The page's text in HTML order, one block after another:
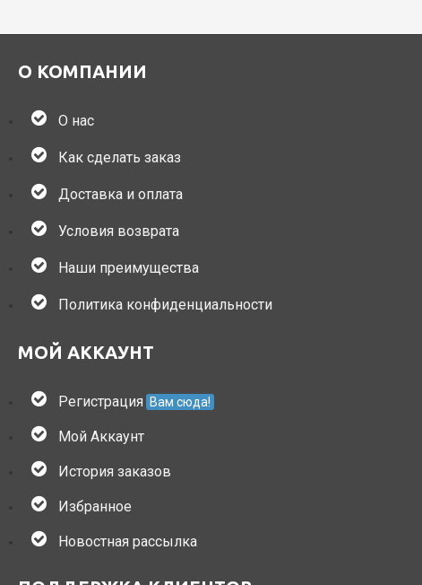
О КОМПАНИИ
О нас
Как сделать заказ
Доставка и оплата
Условия возврата
Наши преимущества
Политика конфиденциальности
МОЙ АККАУНТ
Регистрация Вам сюда!
Мой Аккаунт
История заказов
Избранное
Новостная рассылка